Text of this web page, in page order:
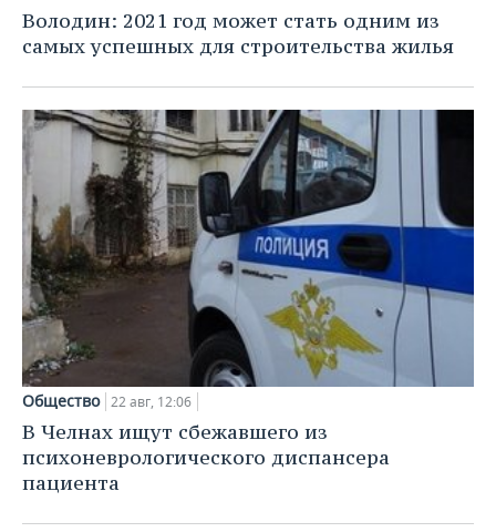
НЕФТЕХИМИЯ
НЕФТЬ
ОПК
ЭНЕРГЕТИКА
РОЗНИЧНАЯ ТОРГОВЛЯ
ТРАНСПОРТ
УСЛУГИ
НОВОСТИ ТЕХНОЛОГИЙ
IT
МЕДИА
ТЕЛЕКОММУНИКАЦИИ
МЕРОПРИЯТИЯ
НОВОСТИ МЕРОПРИЯТИЙ
ВЫЕЗДНАЯ РЕДАКЦИЯ
БИЗНЕС-БРАНЧИ
ONLINE-КОНФЕРЕНЦИИ
ОТКРЫТАЯ ЛЕКЦИЯ
СПОРТ
НОВОСТИ СПОРТА
ФУТБОЛ
ХОККЕЙ
БАСКЕТБОЛ
ВОЛЕЙБОЛ
КИБЕРСПОРТ
ФИГУРНОЕ КАТАНИЕ
ВОДНЫЕ ВИДЫ СПОРТА
ОБЩЕСТВО
НОВОСТИ ОБЩЕСТВА
ВЛАСТЬ
ИНФРАСТРУКТУРА
ИСТОРИЯ
КУЛЬТУРА
МЕДИЦИНА
ОБРАЗОВАНИЕ
ФОТОГАЛЕРЕЯ
СЮЖЕТЫ
СПРАВОЧНИК
СПИСОК ПЕРСОН
СПИСОК КОМПАНИЙ
ПОЛНАЯ ВЕРСИЯ
Володин: 2021 год может стать одним из
самых успешных для строительства жилья
Общество 22 авг, 12:06
В Челнах ищут сбежавшего из
психоневрологического диспансера
пациента